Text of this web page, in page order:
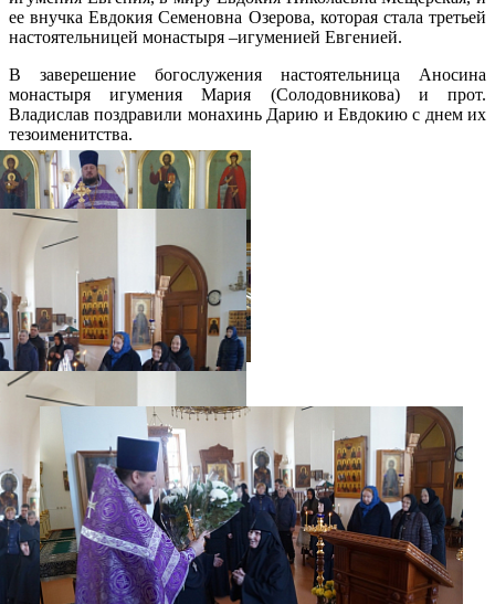
ее внучка Евдокия Семеновна Озерова, которая стала третьей
настоятельницей монастыря –игуменией Евгенией.
В заверешение богослужения настоятельница Аносина
монастыря игумения Мария (Солодовникова) и прот.
Владислав поздравили монахинь Дарию и Евдокию с днем их
тезоименитства.
Распечатать
Фото